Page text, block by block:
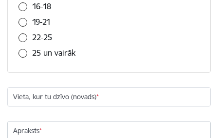
16-18
19-21
22-25
25 un vairāk
Vieta, kur tu dzīvo (novads)
Apraksts